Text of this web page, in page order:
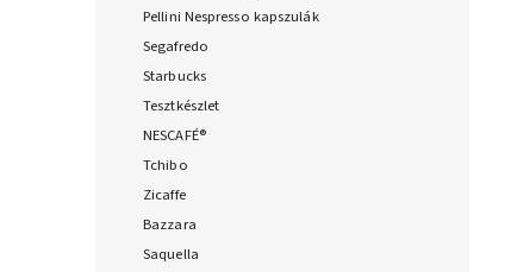
Pellini Nespresso kapszulák
Segafredo
Starbucks
Tesztkészlet
NESCAFÉ®
Tchibo
Zicaffe
Bazzara
Saquella